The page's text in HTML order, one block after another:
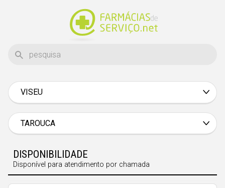
VISEU
Braga
Bragança
TAROUCA
DISPONIBILIDADE
Disponível para atendimento por chamada